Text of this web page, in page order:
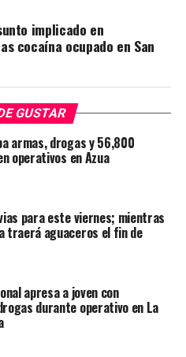
implicado en
cocaína ocupado en San
GUSTAR
armas, drogas y 56,800
operativos en Azua
para este viernes; mientras
traerá aguaceros el fin de
apresa a joven con
durante operativo en La